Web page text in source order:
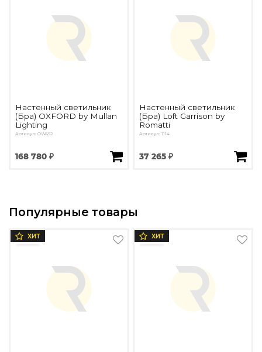
Настенный светильник
(Бра) OXFORD by Mullan
Lighting
Артикул: OW492
168 780 ₽
Настенный светильник
(Бра) Loft Garrison by
Romatti
Артикул: 1114
37 265 ₽
Популярные товары
ХИТ ХИТ